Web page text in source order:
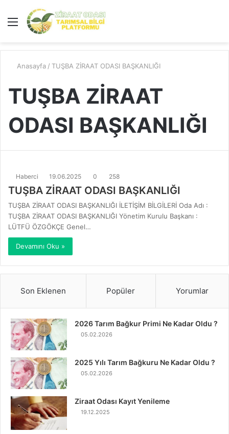
Menü
...
Anasayfa / TUŞBA ZİRAAT ODASI BAŞKANLIĞI
TUŞBA ZİRAAT
ODASI BAŞKANLIĞI
Haberci 19.06.2025 0 258
TUŞBA ZİRAAT ODASI BAŞKANLIĞI
TUŞBA ZİRAAT ODASI BAŞKANLIĞI İLETİŞİM BİLGİLERİ Oda Adı :
TUŞBA ZİRAAT ODASI BAŞKANLIĞI Yönetim Kurulu Başkanı :
LÜTFÜ ÖZGÖKÇE Genel…
Devamını Oku »
Son Eklenen Popüler Yorumlar
2026 Tarım Bağkur Primi Ne Kadar Oldu ?
05.02.2026
2025 Yılı Tarım Bağkuru Ne Kadar Oldu ?
05.02.2026
Ziraat Odası Kayıt Yenileme
19.12.2025